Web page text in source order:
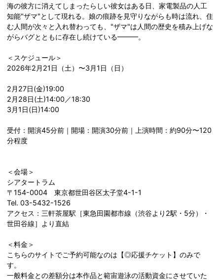
海の彼方に消えてしまったらしい彼女はある日、家電製品の人工
知能"ザマ"として現れる。娘の痕跡を見守りながらも時は流れ、住
む人間が次々と入れ替わっても、"ザマ"は人間の歴史を積み上げな
がらバグとともに存在し続けている━━━。
＜スケジュール＞
2026年2月21日（土）〜3月1日（日）
2月27日(金)19:00
2月28日(土)14:00／18:30
3月1日(日)14:00
受付：開演45分前｜開場：開演30分前｜上演時間：約90分〜120
分程度
＜会場＞
シアタートラム
〒154-0004 東京都世田谷区太子堂4-1-1
Tel. 03-5432-1526
アクセス：三軒茶屋駅［東急田園都市線（渋谷より2駅・5分）・
世田谷線］より直結
＜料金＞
こちらのサイトでご予約可能なのは【◎応援チケット】のみで
す。
​一般料金との差額分は本作品と範宙遊泳の活動資金にさせていた